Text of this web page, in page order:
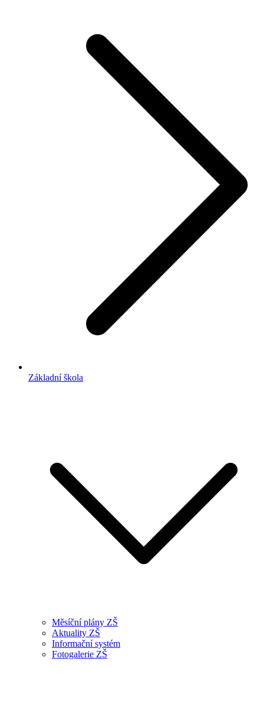
Základní škola
Měsíční plány ZŠ
Aktuality ZŠ
Informační systém
Fotogalerie ZŠ